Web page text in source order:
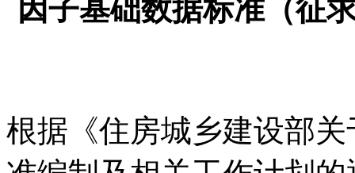
因子基础数据标准（征
根据《住房城乡建设部